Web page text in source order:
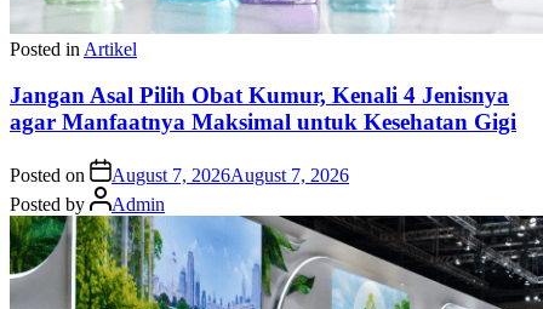
Posted in Artikel
Jangan Asal Pilih Obat Kumur, Kenali 4 Jenisnya
agar Manfaatnya Maksimal untuk Kesehatan Gigi
Posted on August 7, 2026August 7, 2026
Posted by
Admin